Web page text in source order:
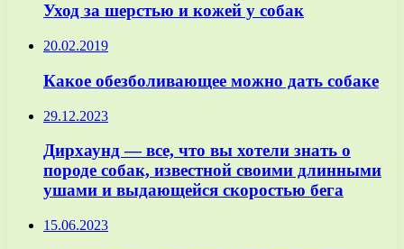
Уход за шерстью и кожей у собак
20.02.2019
Какое обезболивающее можно дать собаке
29.12.2023
Дирхаунд — все, что вы хотели знать о
породе собак, известной своими длинными
ушами и выдающейся скоростью бега
15.06.2023